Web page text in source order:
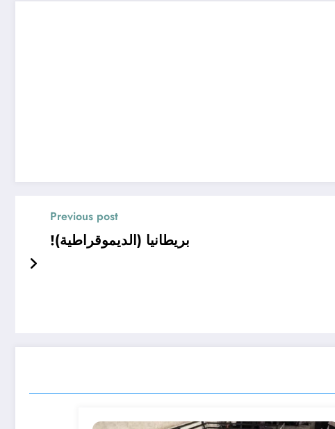
Previous post
بريطانيا (الديموقراطية)!